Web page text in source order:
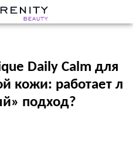
Daily Calm для
кожи: работает л
подход?